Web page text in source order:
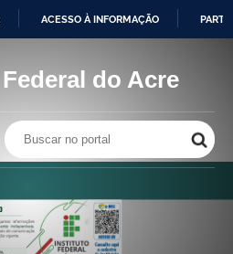
O
ACESSO À INFORMAÇÃO
do Acre
Buscar no portal